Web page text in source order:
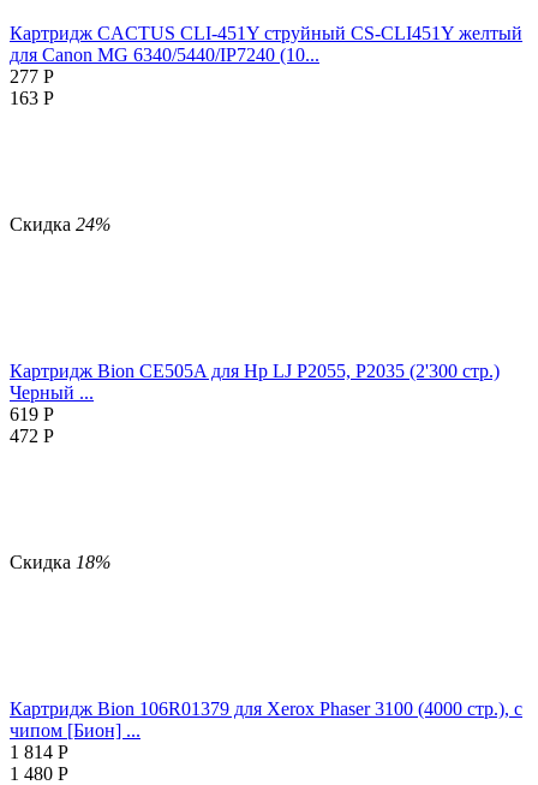
Картридж CACTUS CLI-451Y струйный CS-CLI451Y желтый
для Canon MG 6340/5440/IP7240 (10...
277 Р
163 Р
Скидка 24%
Картридж Bion CE505A для Hp LJ P2055, P2035 (2'300 стр.)
Черный ...
619 Р
472 Р
Скидка 18%
Картридж Bion 106R01379 для Xerox Phaser 3100 (4000 стр.), с
чипом [Бион] ...
1 814 Р
1 480 Р